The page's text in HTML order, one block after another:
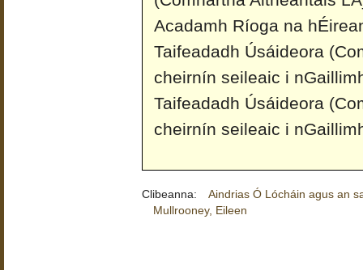
Acadamh Ríoga na
Taifeadadh Úsáideora
cheirnín seileaic i
Taifeadadh Úsáideora
cheirnín seileaic i
Clibeanna:
Aindrias Ó Lócháin agus an
Mullrooney, Eileen